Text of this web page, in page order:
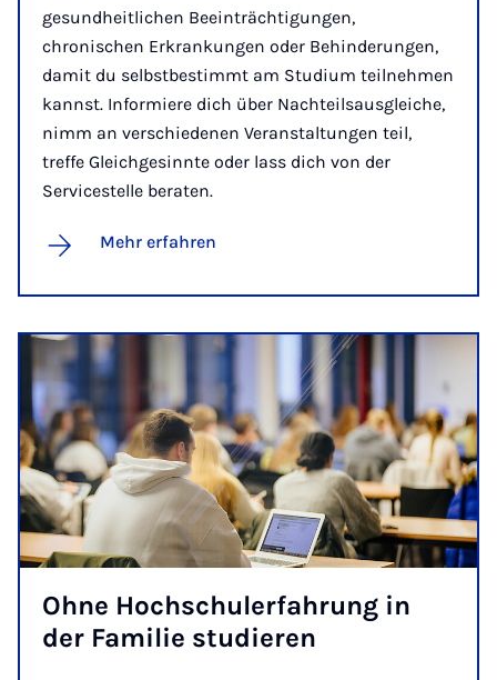
gesundheitlichen Beeinträchtigungen,
chronischen Erkrankungen oder Behinderungen,
damit du selbstbestimmt am Studium teilnehmen
kannst. Informiere dich über Nachteilsausgleiche,
nimm an verschiedenen Veranstaltungen teil,
treffe Gleichgesinnte oder lass dich von der
Servicestelle beraten.
Mehr erfahren
Oh­ne Hoch­schu­ler­fah­rung in
der Fa­mi­lie stu­die­ren